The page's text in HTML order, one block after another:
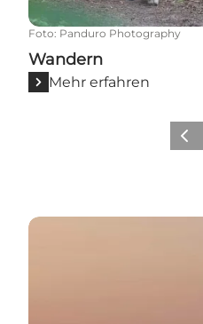
Foto: Panduro Photography
Wandern
Mehr erfahren
Der Große Belt